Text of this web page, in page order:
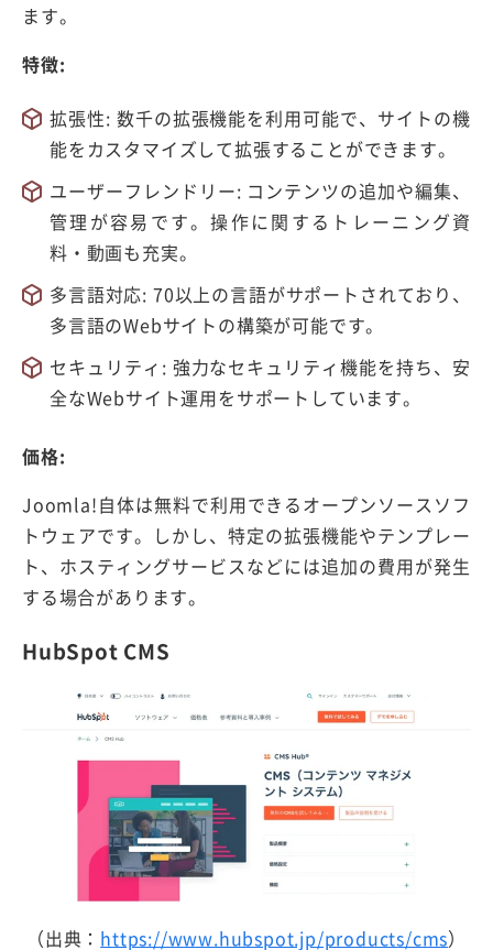
ます。
特徴:
拡張性: 数千の拡張機能を利用可能で、サイトの機
能をカスタマイズして拡張することができます。
ユーザーフレンドリー: コンテンツの追加や編集、
管理が容易です。操作に関するトレーニング資
料・動画も充実。
多言語対応: 70以上の言語がサポートされており、
多言語のWebサイトの構築が可能です。
セキュリティ: 強力なセキュリティ機能を持ち、安
全なWebサイト運用をサポートしています。
価格:
Joomla!自体は無料で利用できるオープンソースソフ
トウェアです。しかし、特定の拡張機能やテンプレー
ト、ホスティングサービスなどには追加の費用が発生
する場合があります。
HubSpot CMS
（出典： https://www.hubspot.jp/products/cms）